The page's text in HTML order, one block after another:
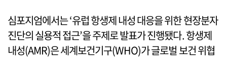
심포지엄에서는 ‘유럽 항생제 내성 대응을 위한 현장분자
진단의 실용적 접근’을 주제로 발표가 진행됐다. 항생제
내성(AMR)은 세계보건기구(WHO)가 글로벌 보건 위협